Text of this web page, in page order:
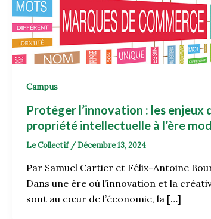
Campus
Protéger l’innovation : les enjeux
propriété intellectuelle à l’ère
Le Collectif /Décembre 13, 2024
Par Samuel Cartier et Félix-Antoine
Dans une ère où l’innovation et la
sont au cœur de l’économie, la […]